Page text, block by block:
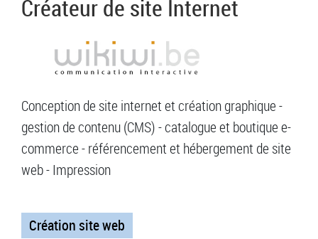
Créateur de site Internet
Conception de site internet et création graphique -
gestion de contenu (CMS) - catalogue et boutique e-
commerce - référencement et hébergement de site
web - Impression
Création site web